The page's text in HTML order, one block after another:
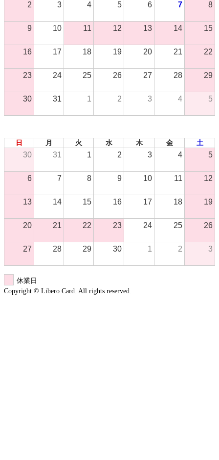
2 3 4 5 6 7 8
9 10 11 12 13 14 15
16 17 18 19 20 21 22
23 24 25 26 27 28 29
30 31 1 2 3 4 5
日 月 火 水 木 金 土
30 31 1 2 3 4 5
6 7 8 9 10 11 12
13 14 15 16 17 18 19
20 21 22 23 24 25 26
27 28 29 30 1 2 3
休業日
Copyright © Libero Card. All rights reserved.